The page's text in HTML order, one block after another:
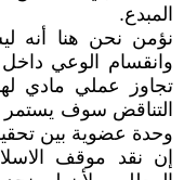
المبدع.
نؤمن نحن هنا أنه
وانقسام الوعي داخل
تجاوز عملي مادي
التناقض سوف يستمر
وحدة عضوية بين
إن نقد موقف